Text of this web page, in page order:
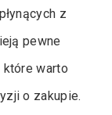
z
pewne
warto
o zakupie.